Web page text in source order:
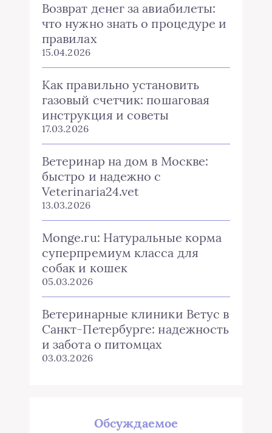
Возврат денег за авиабилеты:
что нужно знать о процедуре и
правилах
15.04.2026
Как правильно установить
газовый счетчик: пошаговая
инструкция и советы
17.03.2026
Ветеринар на дом в Москве:
быстро и надежно с
Veterinaria24.vet
13.03.2026
Monge.ru: Натуральные корма
суперпремиум класса для
собак и кошек
05.03.2026
Ветеринарные клиники Ветус в
Санкт-Петербурге: надежность
и забота о питомцах
03.03.2026
Обсуждаемое